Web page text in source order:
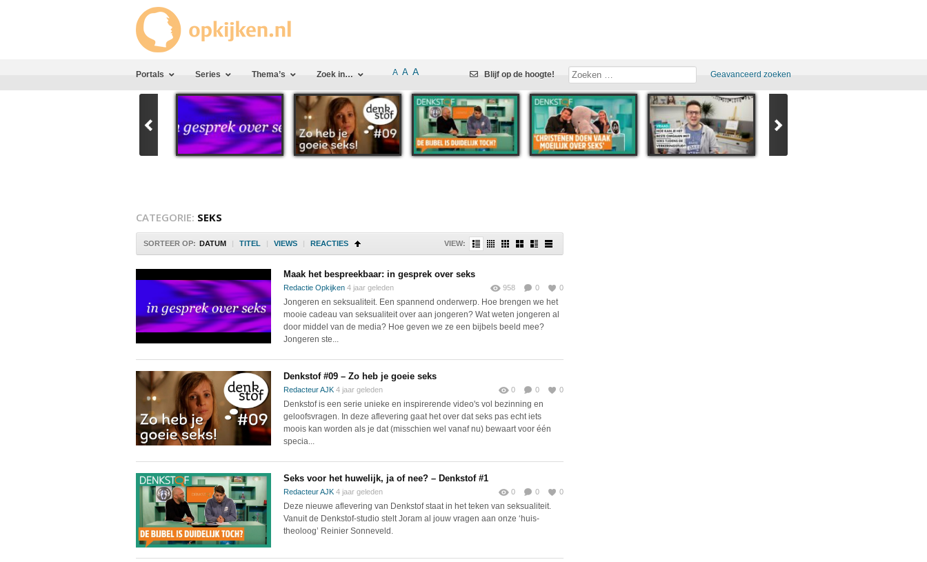
Portals Series Thema’s Zoek in… A A A Geavanceerd zoeken
Blijf op de hoogte!
CATEGORIE: SEKS
SORTEER OP: DATUM | TITEL | VIEWS | REACTIES VIEW:
Maak het bespreekbaar: in gesprek over seks
Redactie Opkijken 4 jaar geleden 958 0 0
Jongeren en seksualiteit. Een spannend onderwerp. Hoe brengen we het
mooie cadeau van seksualiteit over aan jongeren? Wat weten jongeren al
door middel van de media? Hoe geven we ze een bijbels beeld mee?
Jongeren ste...
Denkstof #09 – Zo heb je goeie seks
Redacteur AJK 4 jaar geleden 0 0 0
Denkstof is een serie unieke en inspirerende video's vol bezinning en
geloofsvragen. In deze aflevering gaat het over dat seks pas echt iets
moois kan worden als je dat (misschien wel vanaf nu) bewaart voor één
specia...
Seks voor het huwelijk, ja of nee? – Denkstof #1
Redacteur AJK 4 jaar geleden 0 0 0
Deze nieuwe aflevering van Denkstof staat in het teken van seksualiteit.
Vanuit de Denkstof-studio stelt Joram al jouw vragen aan onze ‘huis-
theoloog’ Reinier Sonneveld.